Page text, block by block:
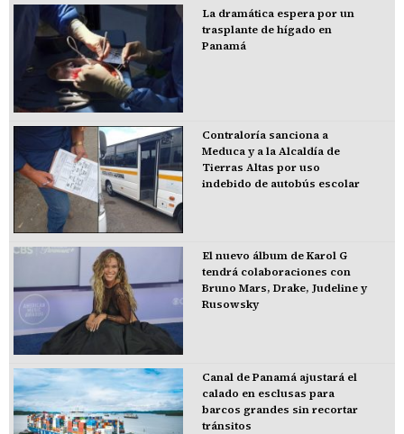
La dramática espera por un
trasplante de hígado en
Panamá
Contraloría sanciona a
Meduca y a la Alcaldía de
Tierras Altas por uso
indebido de autobús escolar
El nuevo álbum de Karol G
tendrá colaboraciones con
Bruno Mars, Drake, Judeline y
Rusowsky
Canal de Panamá ajustará el
calado en esclusas para
barcos grandes sin recortar
tránsitos